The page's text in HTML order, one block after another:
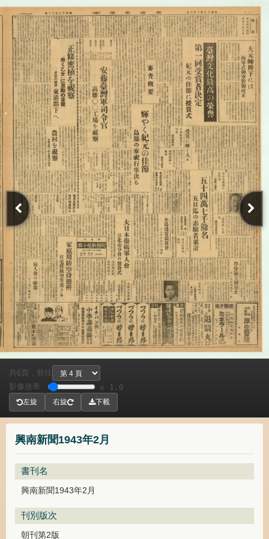
興南新聞1943年2月
書刊名
興南新聞1943年2月
刊別版次
朝刊第2版
共 6頁， 前往
影像倍率
x 1.0
左旋 右旋 下載